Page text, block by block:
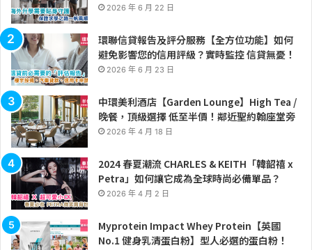
2026 年 6 月 22 日
環聯信貸報告及評分服務【全方位功能】如何
避免影響您的信用評級？實時監控 信貸無憂！
2026 年 6 月 23 日
中環美利酒店【Garden Lounge】High Tea /
晚餐，頂級選擇 低至半價！鄰近聖約翰座堂旁
2026 年 4 月 18 日
2024 春夏潮流 CHARLES & KEITH「韓韶禧 x
Petra」如何讓它成為全球時尚必備單品？
2026 年 4 月 2 日
Myprotein Impact Whey Protein【英國
No.1 健身乳清蛋白粉】型人必選的蛋白粉！